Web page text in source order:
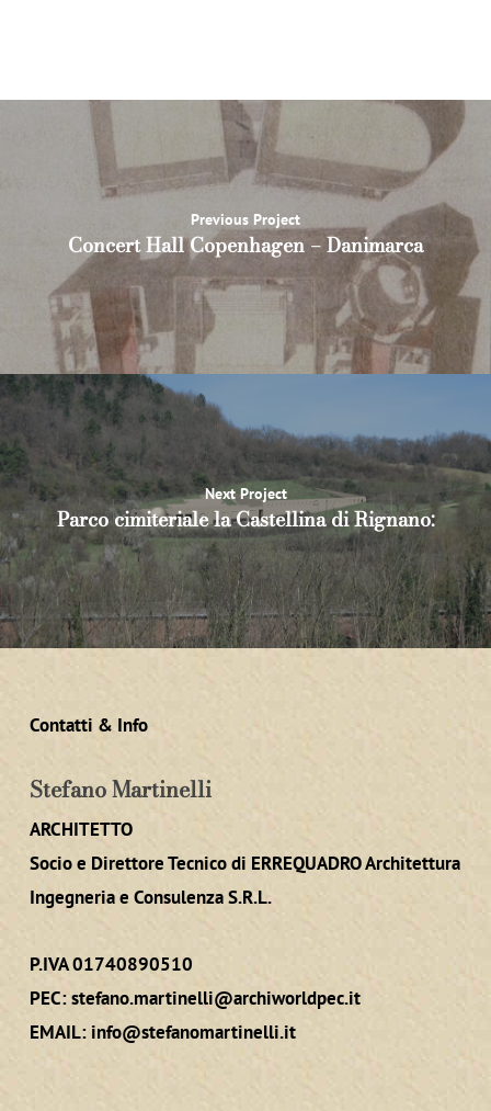
Previous Project
Concert Hall Copenhagen – Danimarca
Next Project
Parco cimiteriale la Castellina di Rignano:
Contatti & Info
Stefano Martinelli
ARCHITETTO
Socio e Direttore Tecnico di ERREQUADRO Architettura
Ingegneria e Consulenza S.R.L.
P.IVA 01740890510
PEC:stefano.martinelli@archiworldpec.it
EMAIL: info@stefanomartinelli.it